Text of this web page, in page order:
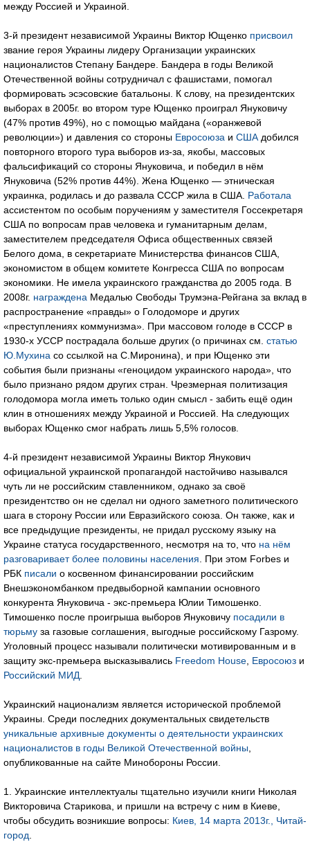
между Россией и Украиной.
3-й президент независимой Украины Виктор Ющенко присвоил
звание героя Украины лидеру Организации украинских
националистов Степану Бандере. Бандера в годы Великой
Отечественной войны сотрудничал с фашистами, помогал
формировать эсэсовские батальоны. К слову, на президентских
выборах в 2005г. во втором туре Ющенко проиграл Януковичу
(47% против 49%), но с помощью майдана («оранжевой
революции») и давления со стороны Евросоюза и США добился
повторного второго тура выборов из-за, якобы, массовых
фальсификаций со стороны Януковича, и победил в нём
Януковича (52% против 44%). Жена Ющенко — этническая
украинка, родилась и до развала СССР жила в США. Работала
ассистентом по особым поручениям у заместителя Госсекретаря
США по вопросам прав человека и гуманитарным делам,
заместителем председателя Офиса общественных связей
Белого дома, в секретариате Министерства финансов США,
экономистом в общем комитете Конгресса США по вопросам
экономики. Не имела украинского гражданства до 2005 года. В
2008г. награждена Медалью Свободы Трумэна-Рейгана за вклад в
распространение «правды» о Голодоморе и других
«преступлениях коммунизма». При массовом голоде в СССР в
1930-х УССР пострадала больше других (о причинах см. статью
Ю.Мухина со ссылкой на С.Миронина), и при Ющенко эти
события были признаны «геноцидом украинского народа», что
было признано рядом других стран. Чрезмерная политизация
голодомора могла иметь только один смысл - забить ещё один
клин в отношениях между Украиной и Россией. На следующих
выборах Ющенко смог набрать лишь 5,5% голосов.
4-й президент независимой Украины Виктор Янукович
официальной украинской пропагандой настойчиво назывался
чуть ли не российским ставленником, однако за своё
президентство он не сделал ни одного заметного политического
шага в сторону России или Евразийского союза. Он также, как и
все предыдущие президенты, не придал русскому языку на
Украине статуса государственного, несмотря на то, что на нём
разговаривает более половины населения . При этом Forbes и
РБК писали о косвенном финансировании российским
Внешэкономбанком предвыборной кампании основного
конкурента Януковича - экс-премьера Юлии Тимошенко.
Тимошенко после проигрыша выборов Януковичу посадили в
тюрьму за газовые соглашения, выгодные российскому Газрому.
Уголовный процесс называли политически мотивированным и в
защиту экс-премьера высказывались Freedom House Евросоюз и
Российский МИД
Украинский национализм является исторической проблемой
Украины. Среди последних документальных свидетельств
уникальные архивные документы о деятельности украинских
националистов в годы Великой Отечественной войны
опубликованные на сайте Минобороны России.
1. Украинские интеллектуалы тщательно изучили книги Николая
Викторовича Старикова, и пришли на встречу с ним в Киеве,
чтобы обсудить возникшие вопросы: Киев, 14 марта 2013г., Читай-
город